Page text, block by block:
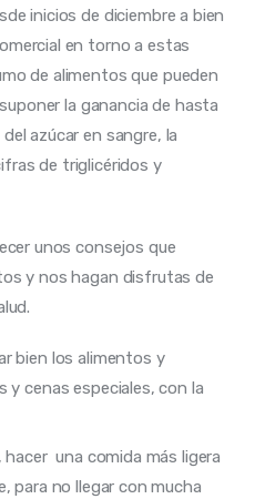
inicios de diciembre a bien
en torno a estas
de alimentos que pueden
la ganancia de hasta
azúcar en sangre, la
de triglicéridos y
unos consejos que
y nos hagan disfrutas de
bien los alimentos y
cenas especiales, con la
hacer una comida más ligera
para no llegar con mucha